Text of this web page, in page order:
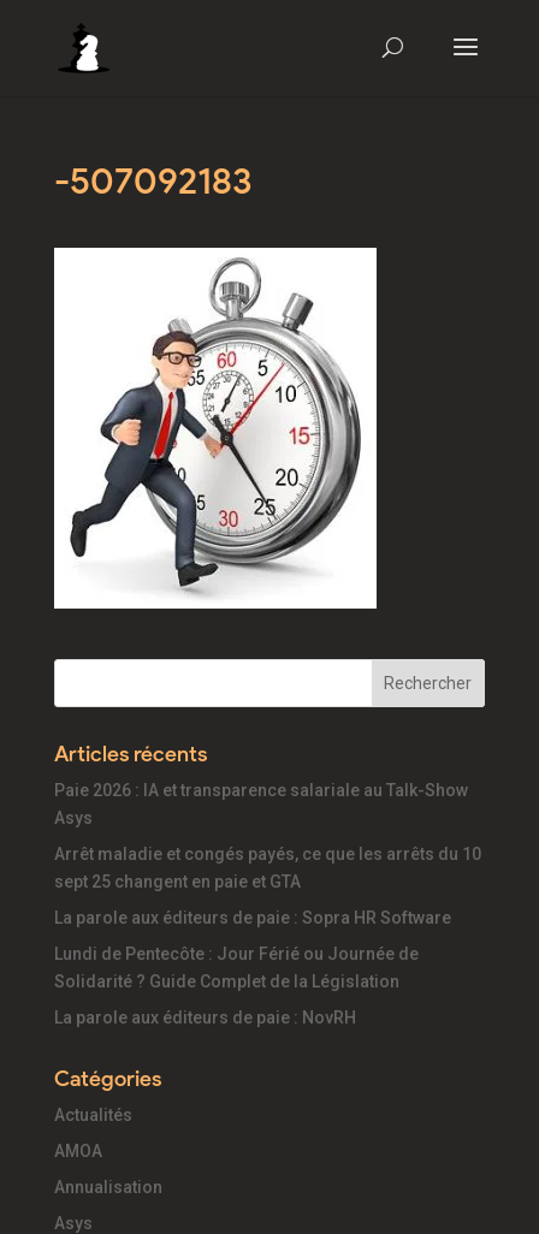
-507092183
Articles récents
Paie 2026 : IA et transparence salariale au Talk-Show
Asys
Arrêt maladie et congés payés, ce que les arrêts du 10
sept 25 changent en paie et GTA
La parole aux éditeurs de paie : Sopra HR Software
Lundi de Pentecôte : Jour Férié ou Journée de
Solidarité ? Guide Complet de la Législation
La parole aux éditeurs de paie : NovRH
Catégories
Actualités
AMOA
Annualisation
Asys